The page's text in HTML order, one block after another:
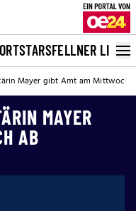
STARSFELLNER LIVE
Mayer gibt Amt am Mittwoch
MAYER
AB